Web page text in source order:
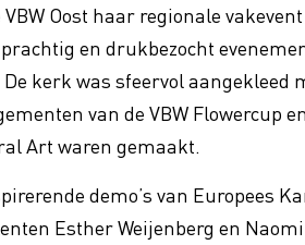
Facility
btw op sierteelt
Oost haar regionale
en drukbezocht
kerk was sfeervol aangekleed
van de VBW Flowercup
Art waren gemaakt.
demo’s van Europees
Esther Weijenberg en